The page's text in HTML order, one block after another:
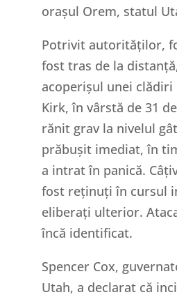
orașul Orem, statul
Potrivit autorităților,
fost tras de la
acoperișul unei clădiri
Kirk, în vârstă de 31
rănit grav la nivelul
prăbușit imediat, în
a intrat în panică.
fost reținuți în cursul
eliberați ulterior.
încă identificat.
Spencer Cox,
Utah, a declarat că